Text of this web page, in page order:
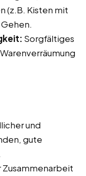
(z.B. Kisten mit
Sorgfältiges
und
gute
Zusammenarbeit